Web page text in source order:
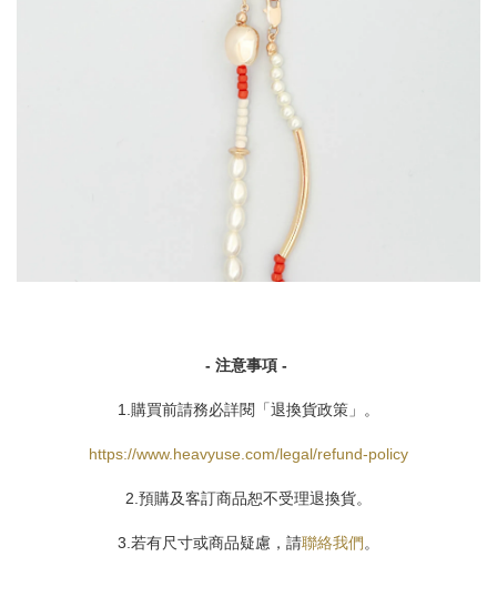
- 注意事項 -
1.購買前請務必詳閱「退換貨政策」。
https://www.heavyuse.com/legal/refund-policy
2.預購及客訂商品恕不受理退換貨。
3.若有尺寸或商品疑慮，請聯絡我們。